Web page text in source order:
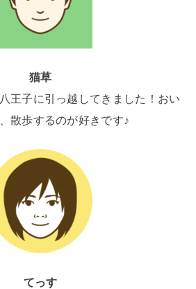
猫草
王子に引っ越してきました！おい
散歩するのが好きです♪
てっす